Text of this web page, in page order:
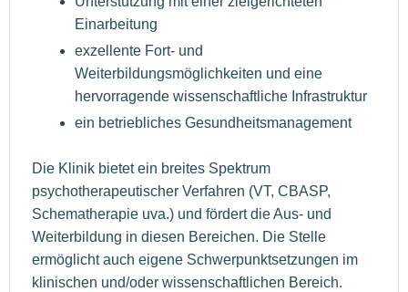
Einarbeitung
exzellente Fort- und
Weiterbildungsmöglichkeiten und eine
hervorragende wissenschaftliche Infrastruktur
ein betriebliches Gesundheitsmanagement
Die Klinik bietet ein breites Spektrum
psychotherapeutischer Verfahren (VT, CBASP,
Schematherapie uva.) und fördert die Aus- und
Weiterbildung in diesen Bereichen. Die Stelle
ermöglicht auch eigene Schwerpunktsetzungen im
klinischen und/oder wissenschaftlichen Bereich.